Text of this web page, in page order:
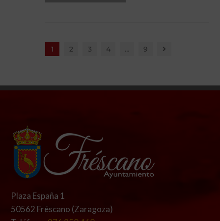
1 2 3 4 … 9
Plaza España 1
50562 Fréscano (Zaragoza)